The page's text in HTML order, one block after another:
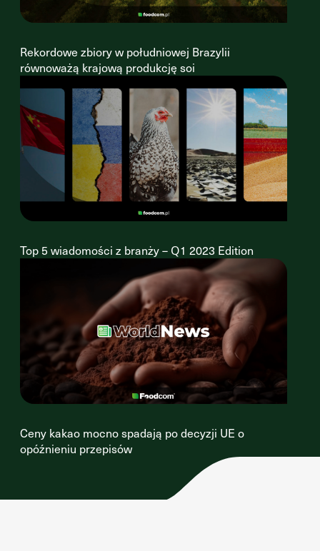
Rekordowe zbiory w południowej Brazylii
równoważą krajową produkcję soi
Top 5 wiadomości z branży – Q1 2023 Edition
Ceny kakao mocno spadają po decyzji UE o
opóźnieniu przepisów